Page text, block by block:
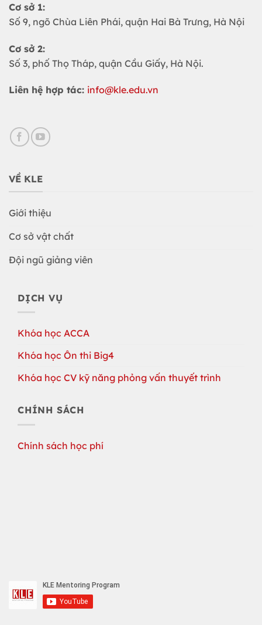
Cơ sở 1:
Số 9, ngõ Chùa Liên Phái, quận Hai Bà Trưng, Hà Nội
Cơ sở 2:
Số 3, phố Thọ Tháp, quận Cầu Giấy, Hà Nội.
Liên hệ hợp tác: info@kle.edu.vn
VỀ KLE
Giới thiệu
Cơ sở vật chất
Đội ngũ giảng viên
DỊCH VỤ
Khóa học ACCA
Khóa học Ôn thi Big4
Khóa học CV kỹ năng phỏng vấn thuyết trình
CHÍNH SÁCH
Chính sách học phí